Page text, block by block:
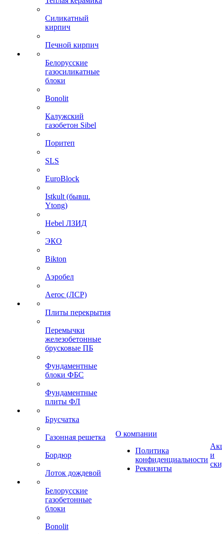
Силикатный
кирпич
Печной кирпич
Белорусские
газосиликатные
блоки
Bonolit
Калужский
газобетон Sibel
Поритеп
SLS
EuroBlock
Istkult (бывш.
Ytong)
Hebel ЛЗИД
ЭКО
Bikton
Аэробел
Aeroc (ЛСР)
Плиты перекрытия
Перемычки
железобетонные
брусковые ПБ
Фундаментные
блоки ФБС
Фундаментные
плиты ФЛ
Брусчатка
Газонная решетка
Бордюр
Лоток дождевой
Белорусские
газобетонные
блоки
Bonolit
О компании
Политика
конфиденциальности
Реквизиты
и